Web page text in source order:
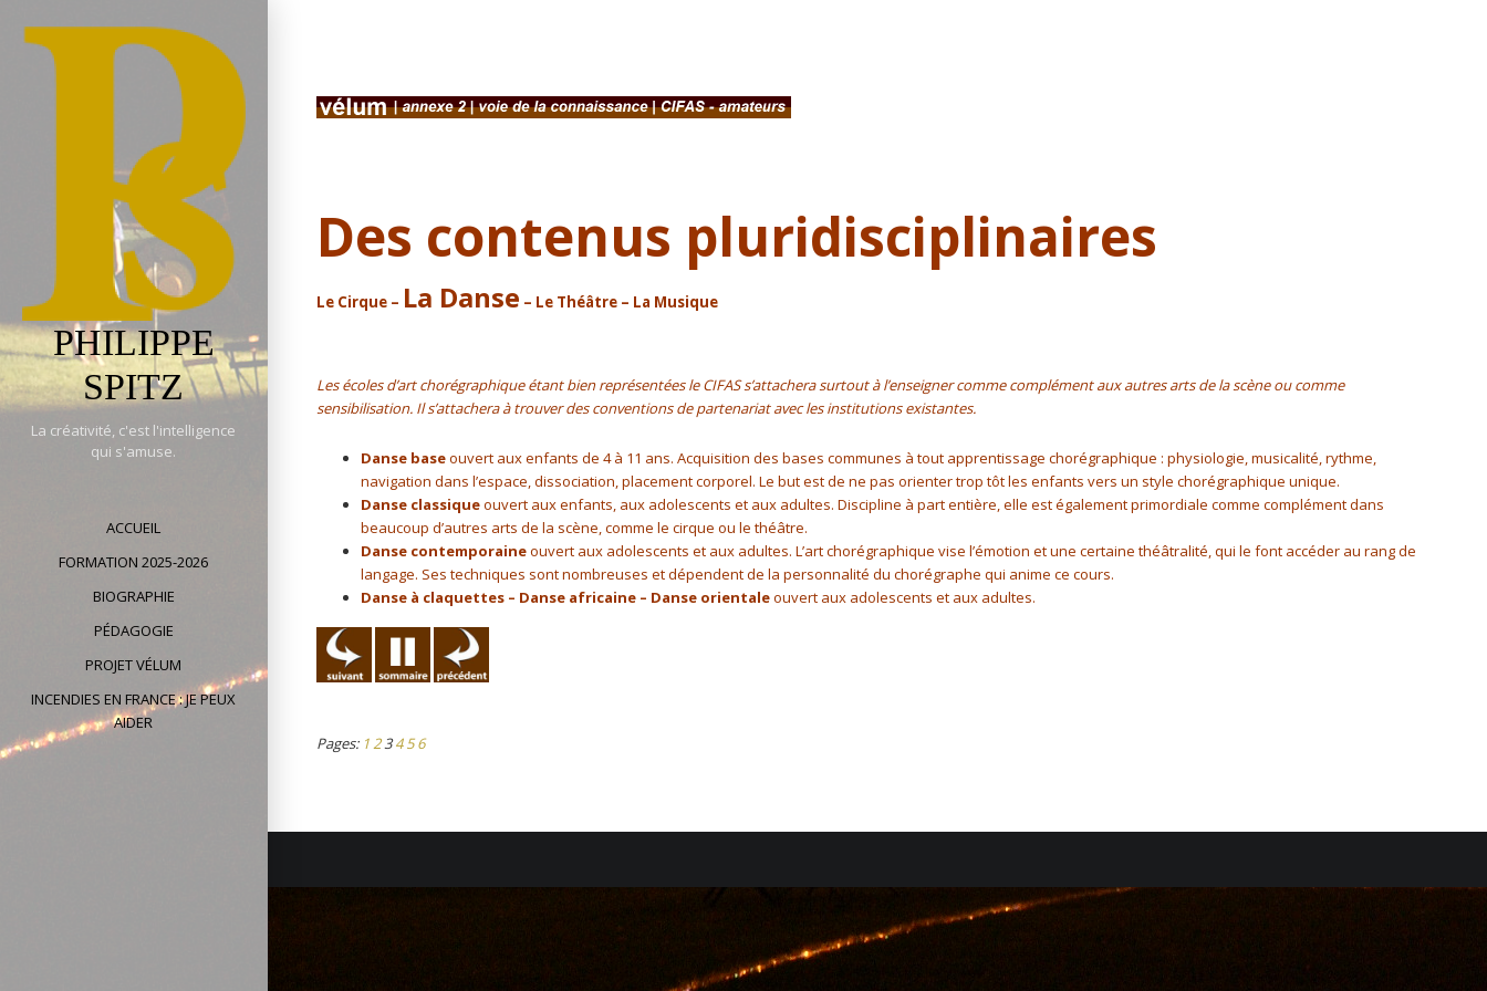
content
PHILIPPE
SPITZ
La créativité, c'est l'intelligence
qui s'amuse.
ACCUEIL
FORMATION 2025-2026
BIOGRAPHIE
PÉDAGOGIE
PROJET VÉLUM
INCENDIES EN FRANCE : JE PEUX
AIDER
Des contenus pluridisciplinaires
Le Cirque – La Danse – Le Théâtre – La Musique
Les écoles d’art chorégraphique étant bien représentées le CIFAS s’attachera surtout à l’enseigner comme complément aux autres arts de la scène ou comme
sensibilisation. Il s’attachera à trouver des conventions de partenariat avec les institutions existantes.
Danse baseouvert aux enfants de 4 à 11 ans. Acquisition des bases communes à tout apprentissage chorégraphique : physiologie, musicalité, rythme,
navigation dans l’espace, dissociation, placement corporel. Le but est de ne pas orienter trop tôt les enfants vers un style chorégraphique unique.
Danse classiqueouvert aux enfants, aux adolescents et aux adultes. Discipline à part entière, elle est également primordiale comme complément dans
beaucoup d’autres arts de la scène, comme le cirque ou le théâtre.
Danse contemporaineouvert aux adolescents et aux adultes. L’art chorégraphique vise l’émotion et une certaine théâtralité, qui le font accéder au rang de
langage. Ses techniques sont nombreuses et dépendent de la personnalité du chorégraphe qui anime ce cours.
Danse à claquettes – Danse africaine – Danse orientaleouvert aux adolescents et aux adultes.
Pages: 123 4 5 6